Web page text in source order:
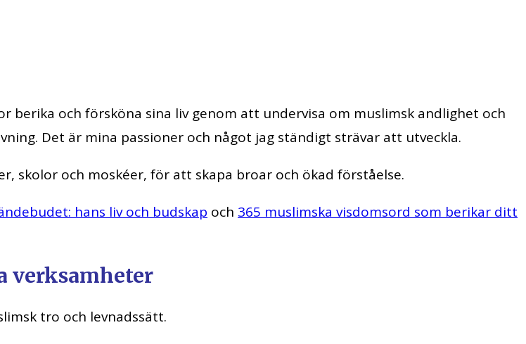
berika och försköna sina liv genom att undervisa om muslimsk andlighet och
Det är mina passioner och något jag ständigt strävar att utveckla.
skolor och moskéer, för att skapa broar och ökad förståelse.
hans liv och budskap och 365 muslimska visdomsord som berikar ditt
verksamheter
tro och levnadssätt.